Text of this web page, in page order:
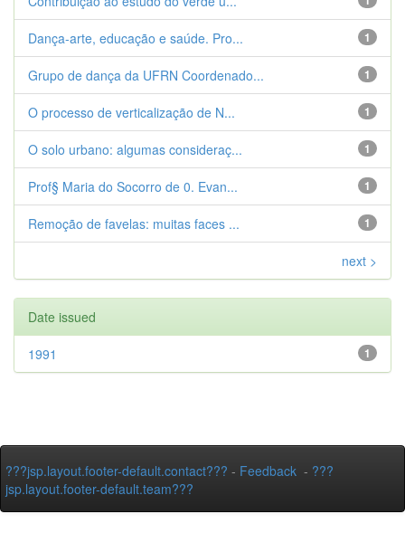
1
Dança-arte, educação e saúde. Pro...
1
Grupo de dança da UFRN Coordenado...
1
O processo de verticalização de N...
1
O solo urbano: algumas consideraç...
1
Prof§ Maria do Socorro de 0. Evan...
1
Remoção de favelas: muitas faces ...
next >
Date issued
1
1991
???jsp.layout.footer-default.contact??? - Feedback - ???
jsp.layout.footer-default.team???